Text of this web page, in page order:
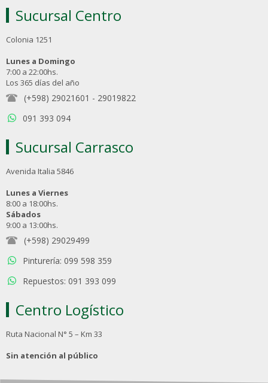
Sucursal Centro
Colonia 1251
Lunes a Domingo
7:00 a 22:00hs.
Los 365 días del año
(+598) 29021601 - 29019822
091 393 094
Sucursal Carrasco
Avenida Italia 5846
Lunes a Viernes
8:00 a 18:00hs.
Sábados
9:00 a 13:00hs.
(+598) 29029499
Pinturería: 099 598 359
Repuestos: 091 393 099
Centro Logístico
Ruta Nacional N° 5 – Km 33
Sin atención al público